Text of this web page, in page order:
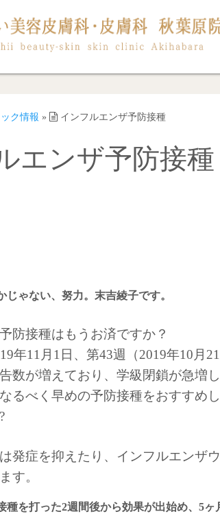
ク情報 » インフルエンザ予防接種
エンザ予防接種
じゃない、努力。末吉綾子です。
ンザ予防接種はも
年11月1日、第43週（2019年10月
数が増えており、学級閉鎖が急増
るべく早めの予防接種をおすすめ
発症を抑えたり、インフルエンザ
す。
種を打った2週間後から効果が出始め、5ヶ